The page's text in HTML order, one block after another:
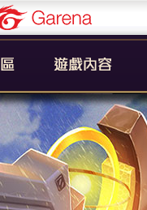
新手引導
遊戲簡介
英雄列表
裝備列表